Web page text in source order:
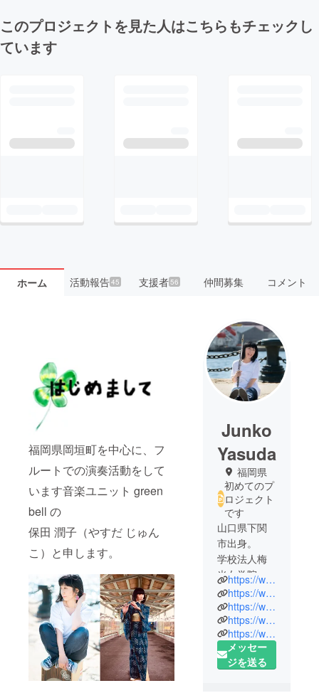
このプロジェクトを見た人はこちらもチェックし
ています
ホーム 活動報告45 支援者56 仲間募集 コメント
福岡県岡垣町を中心に、フ
ルートでの演奏活動をして
います音楽ユニット green
bell の
保田 潤子（やすだ じゅん
こ）と申します。
Junko
Yasuda
福岡県
初めてのプ
ロジェクト
です
山口県下関
市出身。
学校法人梅
光女学院音
楽科、国立
大学法人福
岡教育大学
中等教育教
員養成課程
音楽専攻卒
https://www.facebook.com/tian.runzi/
https://www.instagram.com/jasuda291/
https://www.youtube.com/channel/UCpygIB7jFFBbSHbsmkT6rLg
https://www.facebook.com/greenbell0930
https://www.instagram.com/greenbell.musik/
メッセー
ジを送る